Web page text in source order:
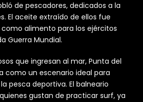
de pescadores, dedicados a la
El aceite extraído de ellos fue
alimento para los ejércitos
Guerra Mundial.
que ingresan al mar, Punta del
como un escenario ideal para
pesca deportiva. El balneario
gustan de practicar surf, ya